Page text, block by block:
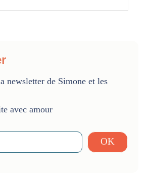
newsletter de Simone et les
avec amour